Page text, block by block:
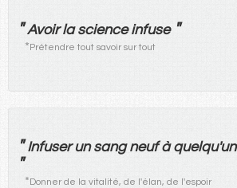
" Avoir la science infuse "
*Prétendre tout savoir sur tout
" Infuser un sang neuf àquelqu'un
"
*Donner de la vitalité, de l'élan, de l'espoir